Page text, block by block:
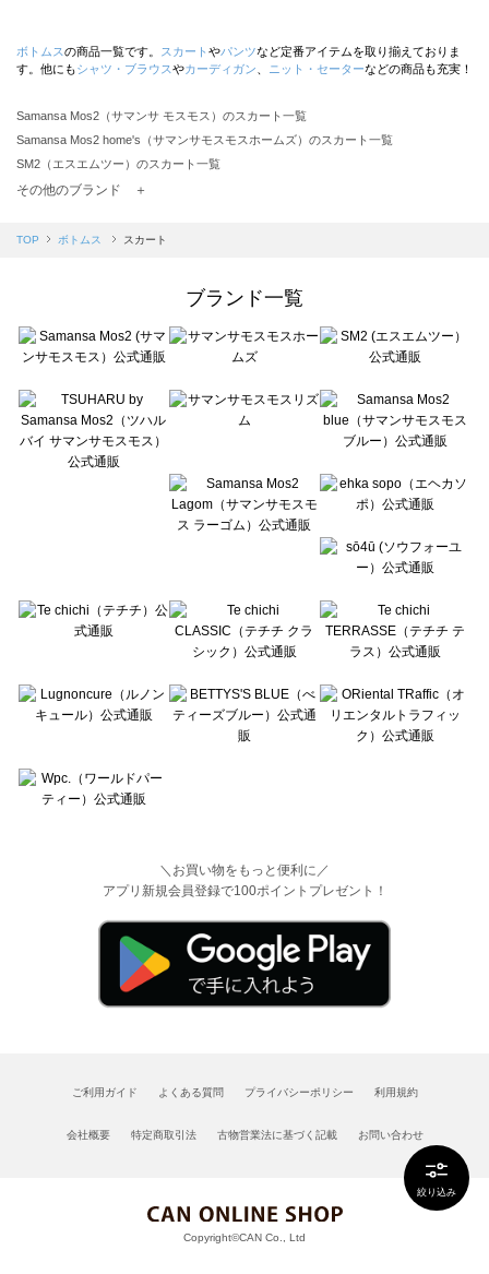
絞り込み
ボトムスの商品一覧です。 スカート やパンツなど定番アイテムを取り揃えておりま
す。他にもシャツ・ブラウスやカーディガン ニット・セーターなどの商品も充実！
Samansa Mos2（サマンサ モスモス）のスカート一覧
Samansa Mos2 home's（サマンサモスモスホームズ）のスカート一覧
SM2（エスエムツー）のスカート一覧
TSUHARU by Samansa Mos2（ツハルバイサマンサモスモス）のスカート一覧
Samansa Mos2 blue（サマンサモスモス ブルー）のスカート一覧
sō4ū（ソウフォーユー）のスカート一覧
Te chichi（テチチ）のスカート一覧
Te chichi CLASSIC（テチチ クラシック）のスカート一覧
Lugnoncure（ルノンキュール）のスカート一覧
BETTY'S BLUE（べティーズブルー）のスカート一覧
Wpc.（ワールドパーティー）のスカート一覧
その他のブランド ＋
TOP ボトムス スカート
ブランド一覧
＼お買い物をもっと便利に／
アプリ新規会員登録で100ポイントプレゼント！
ご利用ガイド よくある質問 プライバシーポリシー 利用規約
会社概要 特定商取引法 古物営業法に基づく記載 お問い合わせ
Copyright©CAN Co., Ltd